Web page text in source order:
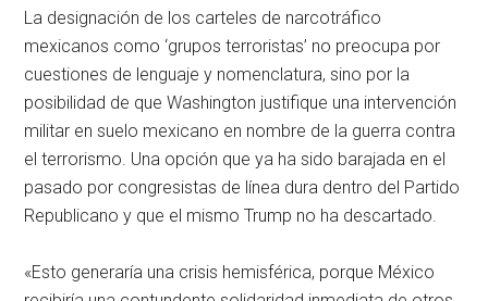
La designación de los carteles de narcotráfico
mexicanos como ‘grupos terroristas’ no preocupa por
cuestiones de lenguaje y nomenclatura, sino por la
posibilidad de que Washington justifique una intervención
militar en suelo mexicano en nombre de la guerra contra
el terrorismo. Una opción que ya ha sido barajada en el
pasado por congresistas de línea dura dentro del Partido
Republicano y que el mismo Trump no ha descartado.
«Esto generaría una crisis hemisférica, porque México